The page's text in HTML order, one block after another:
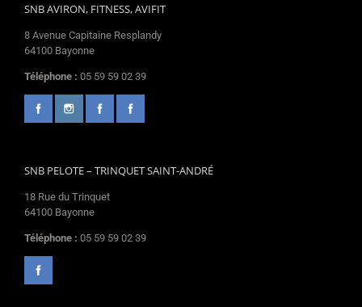
SNB AVIRON, FITNESS, AVIFIT
8 Avenue Capitaine Resplandy
64100 Bayonne
Téléphone : 05 59 59 02 39
SNB PELOTE – TRINQUET SAINT-ANDRÉ
18 Rue du Trinquet
64100 Bayonne
Téléphone : 05 59 59 02 39